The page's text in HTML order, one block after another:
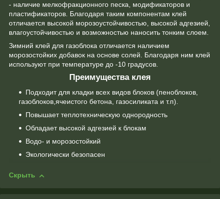
- наличие мелкофракционного песка, модификаторов и
пластификаторов. Благодаря таким компонентам клей
отличается высокой морозоустойчивостью, высокой адгезией,
влагоустойчивостью и возможностью наносить тонким слоем.
Зимний клей для газоблока отличается наличием
морозостойких добавок на основе солей. Благодаря ним клей
используют при температуре до -10 градусов.
Преимущества клея
Подходит для кладки всех видов блоков (пеноблоков,
газоблоков,ячеистого бетона, газосиликата и т.п).
Повышает теплотехническую однородность
Обладает высокой адгезией к блокам
Водо- и морозостойкий
Экологически безопасен
Скрыть